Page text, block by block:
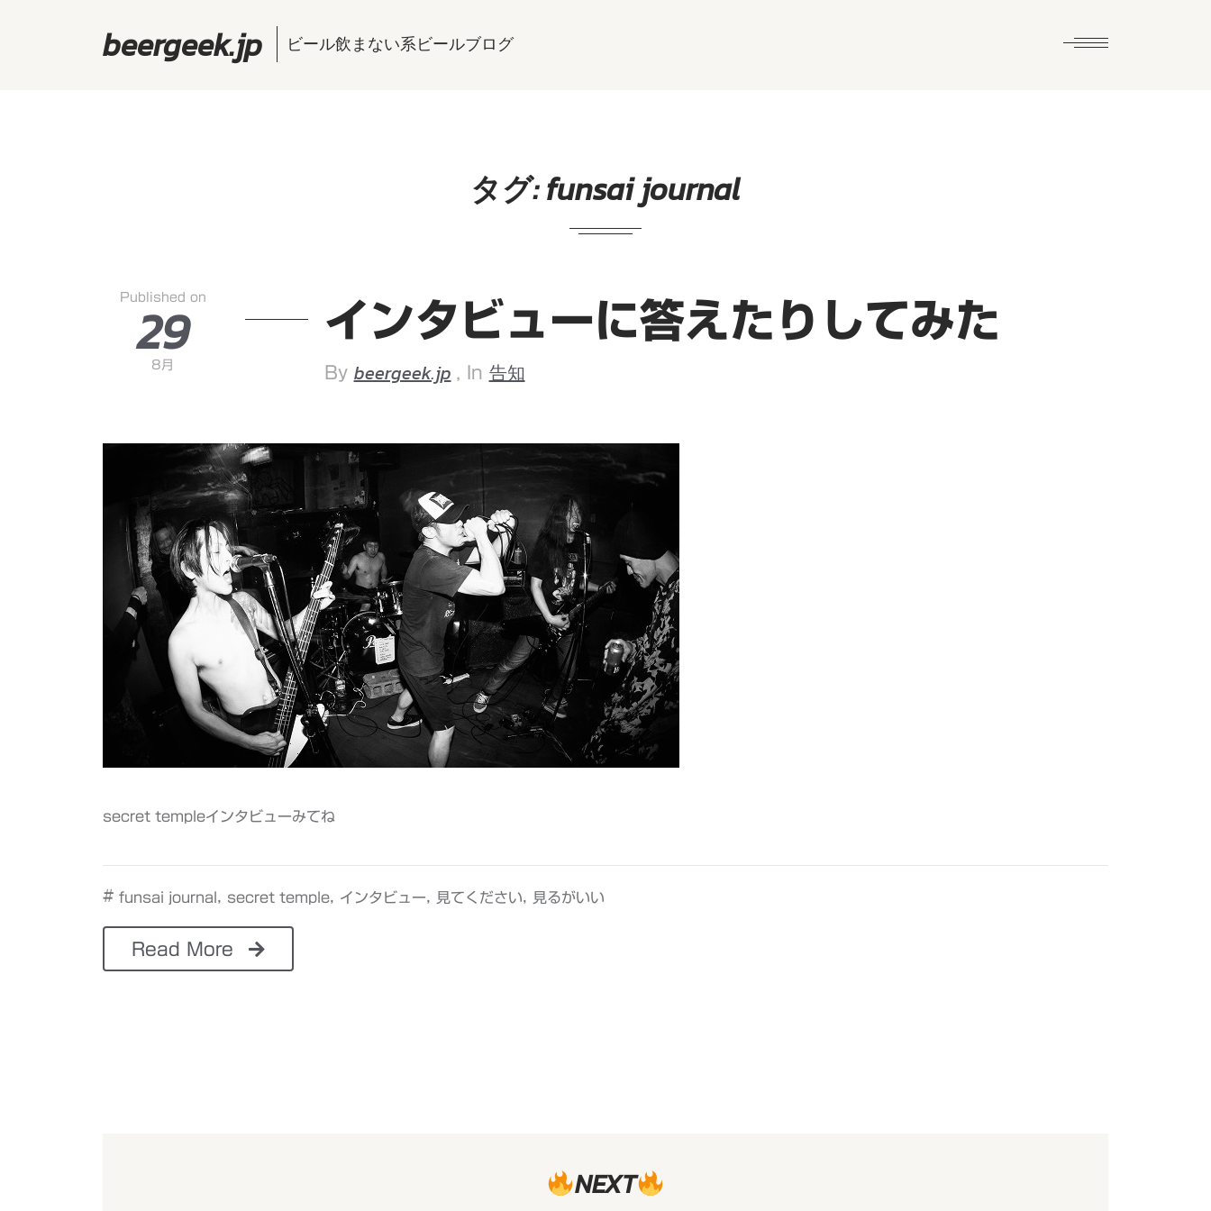
beergeek.jp ビール飲まない系ビールブログ
タグ:funsai journal
Published on
29
8月
インタビューに答えたりしてみた
By beergeek.jp , In 告知
secret templeインタビューみてね
# funsai journal secret temple インタビュー 見てください 見るがいい
Read More
NEXT